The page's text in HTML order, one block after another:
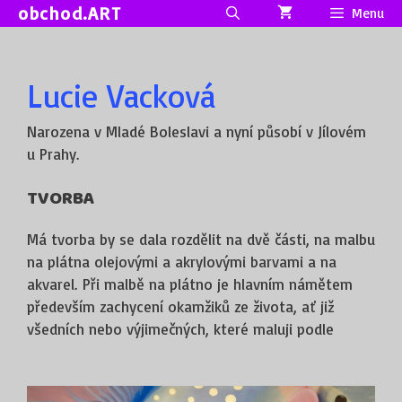
Přeskočit
na
obchod.ART Menu
Lucie Vacková
Narozena v Mladé Boleslavi a nyní působí v Jílovém
u Prahy.
TVORBA
Má tvorba by se dala rozdělit na dvě části, na malbu
na plátna olejovými a akrylovými barvami a na
akvarel. Při malbě na plátno je hlavním námětem
především zachycení okamžiků ze života, ať již
všedních nebo výjimečných, které maluji podle
podtrhnutí ženskosti zajímavými textiliemi a